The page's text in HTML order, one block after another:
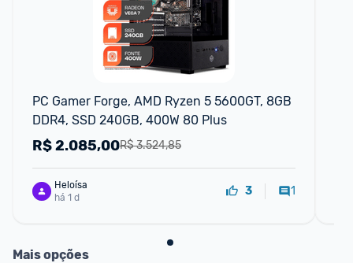
PC Gamer Forge, AMD Ryzen 5 5600GT, 8GB
DDR4, SSD 240GB, 400W 80 Plus
R$ 3.524,85
R$2.085,00
Heloísa
há 1 d
3 1
Mais opções